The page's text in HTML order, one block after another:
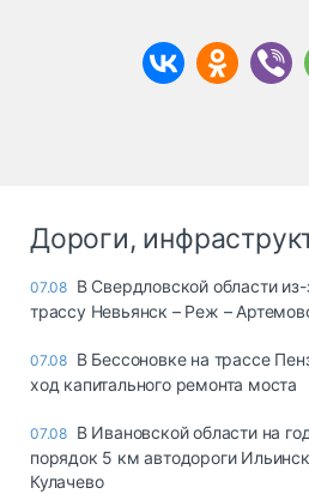
Дороги,
07.08 В Свердловской области
трассу Невьянск – Реж –
07.08 В Бессоновке на трассе
ход капитального ремонта моста
07.08 В Ивановской области на
порядок 5 км автодороги
Кулачево